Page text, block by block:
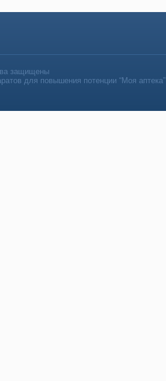
защищены
для повышения потенции “Моя